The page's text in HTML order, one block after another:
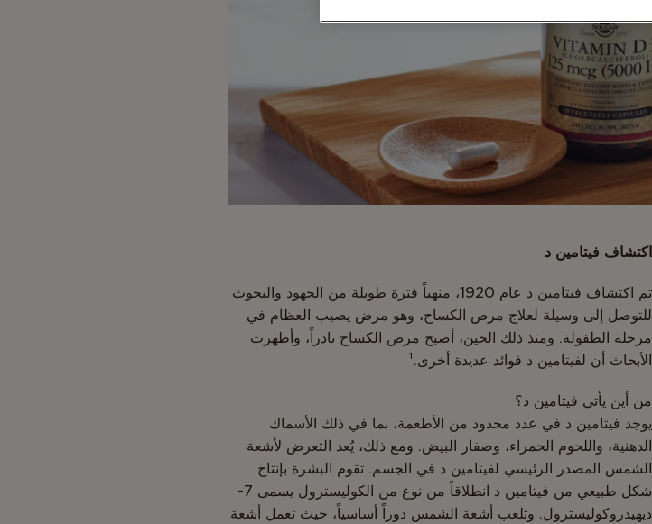
اكتشاف فيتامين د
تم اكتشاف فيتامين د عام 1920، منهياً فترة طويلة من الجهود والبحوث
للتوصل إلى وسيلة لعلاج مرض الكساح، وهو مرض يصيب العظام في
مرحلة الطفولة. ومنذ ذلك الحين، أصبح مرض الكساح نادراً، وأظهرت
الأبحاث أن لفيتامين د فوائد عديدة أخرى.¹
من أين يأتي فيتامين د؟
يوجد فيتامين د في عدد محدود من الأطعمة، بما في ذلك الأسماك
الدهنية، واللحوم الحمراء، وصفار البيض. ومع ذلك، يُعد التعرض لأشعة
الشمس المصدر الرئيسي لفيتامين د في الجسم. تقوم البشرة بإنتاج
شكل طبيعي من فيتامين د انطلاقاً من نوع من الكوليسترول يسمى 7-
ديهيدروكوليسترول. وتلعب أشعة الشمس دوراً أساسياً، حيث تعمل أشعة